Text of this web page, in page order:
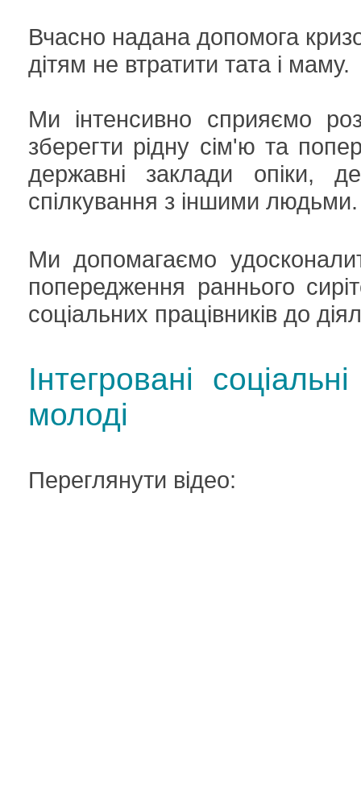
Вчасно надана допомога
дітям не втратити тата і маму.
Ми інтенсивно сприяємо
зберегти рідну сім'ю та
державні заклади опіки,
спілкування з іншими людьми.
Ми допомагаємо
попередження раннього
соціальних працівників до
Інтегровані
молоді
Переглянути відео: